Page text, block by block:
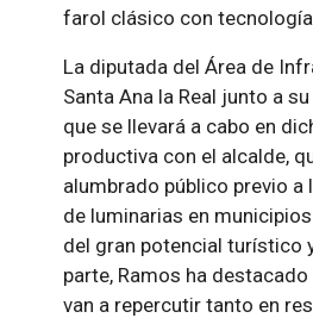
farol clásico con tecnología
La diputada del Área de
Santa Ana la Real junto a
que se llevará a cabo en
productiva con el alcalde,
alumbrado público previo
de luminarias en
del gran potencial turístico
parte, Ramos ha
van a repercutir tanto en